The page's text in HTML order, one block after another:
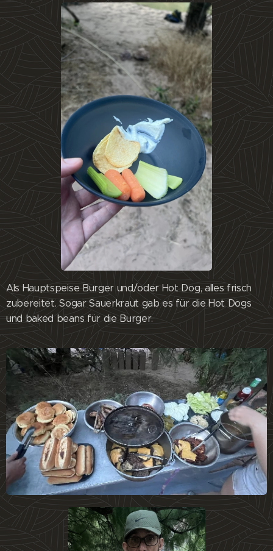
Als Hauptspeise Burger und/oder Hot Dog, alles frisch
zubereitet. Sogar Sauerkraut gab es für die Hot Dogs
und baked beans für die Burger.